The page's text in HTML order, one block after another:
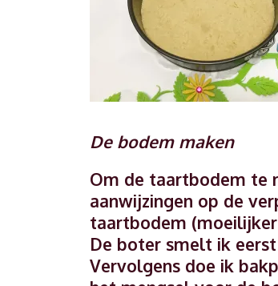
De bodem maken
Om de taartbodem te
aanwijzingen op de
taartbodem
De boter smelt ik
Vervolgens doe ik